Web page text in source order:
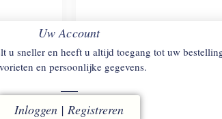
DIADORA
Sneakers.
€ 220 €
Uw Account
u sneller en heeft u altijd toegang tot uw
en persoonlijke gegevens.
Inloggen | Registreren